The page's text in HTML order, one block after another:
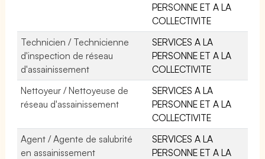
PERSONNE ET A LA
COLLECTIVITE
Technicien / Technicienne
d'inspection de réseau
d'assainissement
SERVICES A LA
PERSONNE ET A LA
COLLECTIVITE
Nettoyeur / Nettoyeuse de
réseau d'assainissement
SERVICES A LA
PERSONNE ET A LA
COLLECTIVITE
Agent / Agente de salubrité
en assainissement
SERVICES A LA
PERSONNE ET A LA